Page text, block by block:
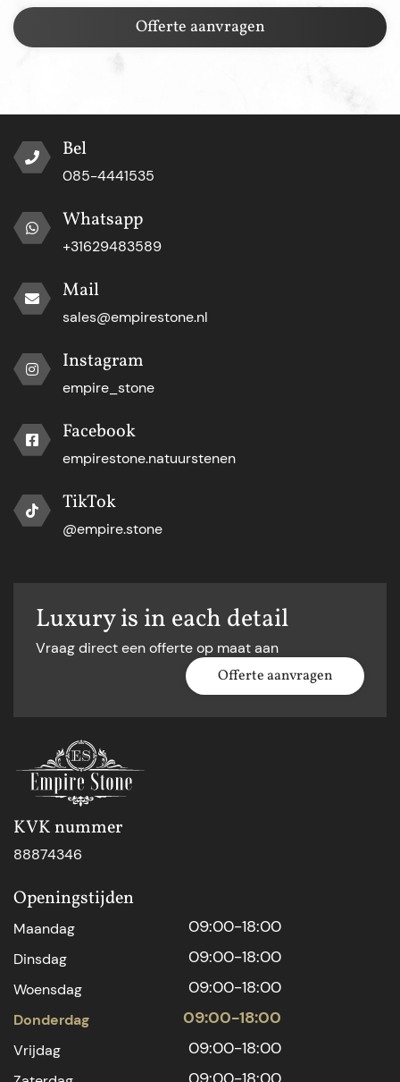
Offerte aanvragen
Bel
085-4441535
Whatsapp
+31629483589
Mail
sales@empirestone.nl
Instagram
empire_stone
Facebook
empirestone.natuurstenen
TikTok
@empire.stone
Luxury is in each detail
Vraag direct een offerte op maat aan
Offerte aanvragen
KVK nummer
88874346
Openingstijden
Maandag 09:00-18:00
Dinsdag 09:00-18:00
Woensdag 09:00-18:00
Donderdag 09:00-18:00
Vrijdag 09:00-18:00